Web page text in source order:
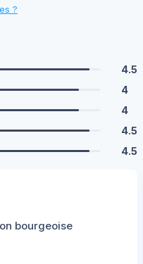
?
4.5
4
4
4.5
4.5
bourgeoise